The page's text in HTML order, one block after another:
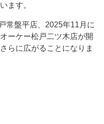
ます。
常盤平店、2025年11月に
ーケー松戸二ツ木店が開
らに広がることになりま